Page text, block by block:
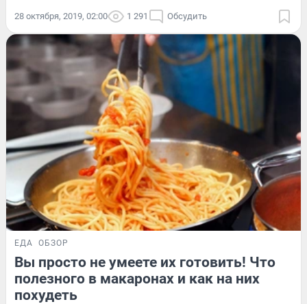
28 октября, 2019, 02:00 1 291 Обсудить
ЕДА ОБЗОР
Вы просто не умеете их готовить! Что
полезного в макаронах и как на них
похудеть